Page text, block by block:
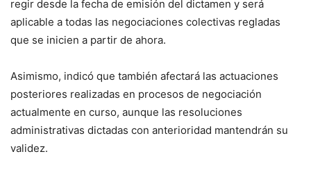
regir desde la fecha de emisión del dictamen y será
aplicable a todas las negociaciones colectivas regladas
que se inicien a partir de ahora.
Asimismo, indicó que también afectará las actuaciones
posteriores realizadas en procesos de negociación
actualmente en curso, aunque las resoluciones
administrativas dictadas con anterioridad mantendrán su
validez.